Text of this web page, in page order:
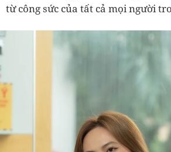
từ công sức của tất cả mọi người